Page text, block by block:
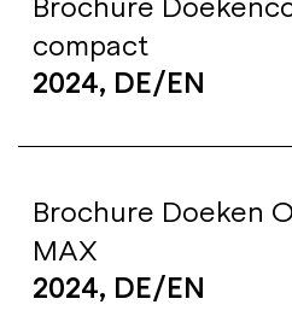
compact
2024, DE/EN
Brochure Doeken
MAX
2024, DE/EN